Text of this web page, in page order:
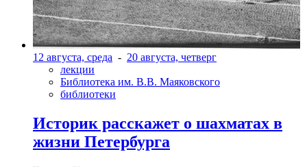
12 августа, среда - 20 августа, четверг
лекции
Библиотека им. В.В. Маяковского
библиотеки
Историк расскажет о шахматах в
жизни Петербурга